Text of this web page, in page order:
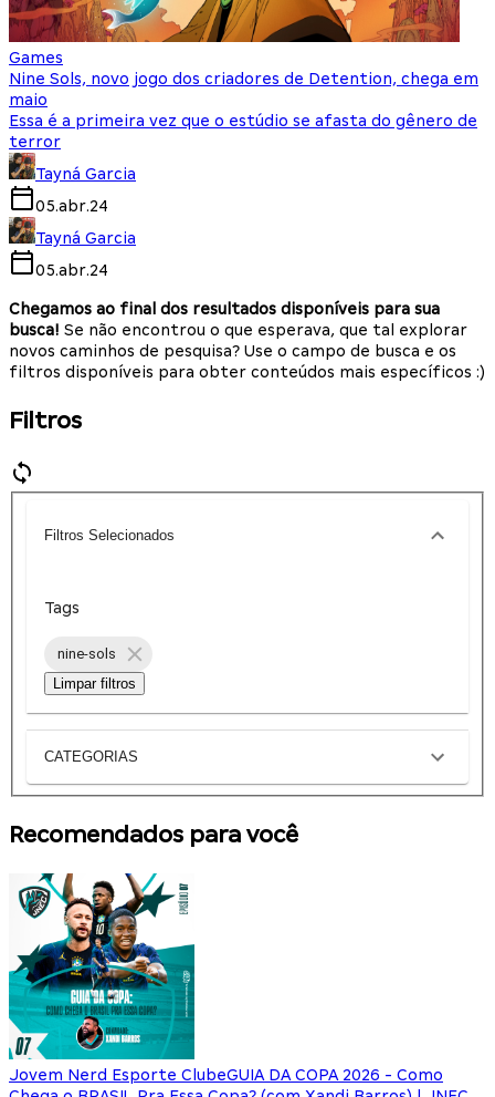
Games
Nine Sols, novo jogo dos criadores de Detention, chega em
maio
Essa é a primeira vez que o estúdio se afasta do gênero de
terror
Tayná Garcia
05.abr.24
Tayná Garcia
05.abr.24
Chegamos ao final dos resultados disponíveis para sua
busca! Se não encontrou o que esperava, que tal explorar
novos caminhos de pesquisa? Use o campo de busca e os
filtros disponíveis para obter conteúdos mais específicos :)
Filtros
Filtros Selecionados
Tags
nine-sols
Limpar filtros
CATEGORIAS
Recomendados para você
Jovem Nerd Esporte ClubeGUIA DA COPA 2026 - Como